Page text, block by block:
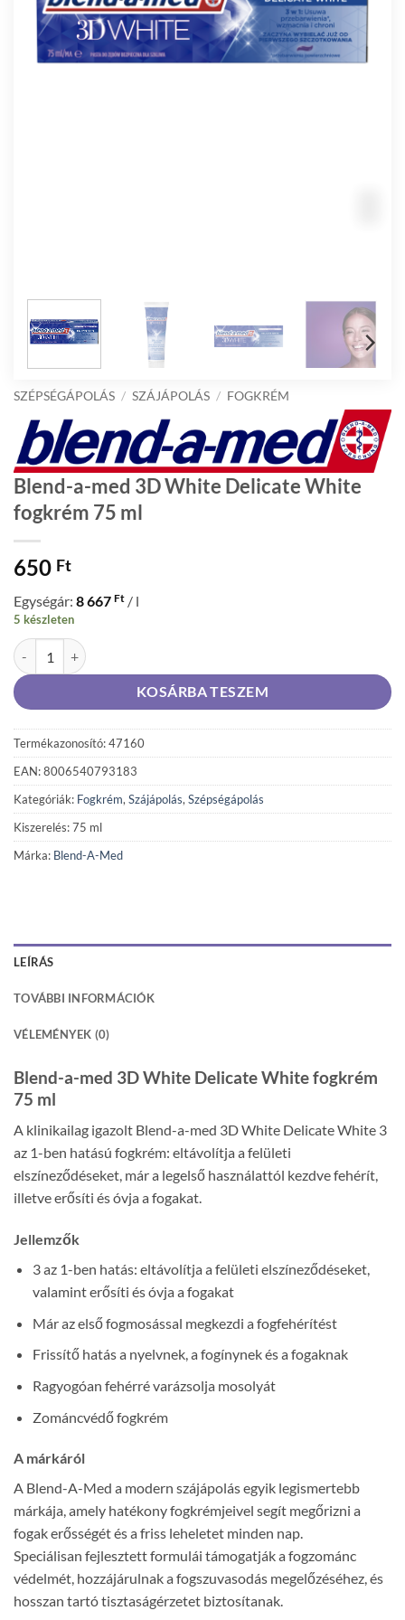
SZÉPSÉGÁPOLÁS / SZÁJÁPOLÁS / FOGKRÉM
Blend-a-med 3D White Delicate White
fogkrém 75 ml
650 Ft
Egységár: 8 667 Ft / l
5 készleten
Blend-a-med 3D White Delicate White fogkrém 75 ml mennyiség
KOSÁRBA TESZEM
Termékazonosító: 47160
EAN: 8006540793183
Kategóriák: Fogkrém, Szájápolás, Szépségápolás
Kiszerelés: 75 ml
Márka: Blend-A-Med
LEÍRÁS
TOVÁBBI INFORMÁCIÓK
VÉLEMÉNYEK (0)
Blend-a-med 3D White Delicate White fogkrém
75 ml
A klinikailag igazolt Blend-a-med 3D White Delicate White 3
az 1-ben hatású fogkrém: eltávolítja a felületi
elszíneződéseket, már a legelső használattól kezdve fehérít,
illetve erősíti és óvja a fogakat.
Jellemzők
3 az 1-ben hatás: eltávolítja a felületi elszíneződéseket,
valamint erősíti és óvja a fogakat
Már az első fogmosással megkezdi a fogfehérítést
Frissítő hatás a nyelvnek, a fogínynek és a fogaknak
Ragyogóan fehérré varázsolja mosolyát
Zománcvédő fogkrém
A márkáról
A Blend-A-Med a modern szájápolás egyik legismertebb
márkája, amely hatékony fogkrémjeivel segít megőrizni a
fogak erősségét és a friss leheletet minden nap.
Speciálisan fejlesztett formulái támogatják a fogzománc
védelmét, hozzájárulnak a fogszuvasodás megelőzéséhez, és
hosszan tartó tisztaságérzetet biztosítanak.